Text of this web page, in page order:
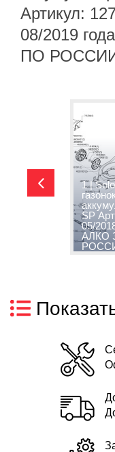
Артикул:
08/2019
ПО
1 |
SP
05/
АЛКО